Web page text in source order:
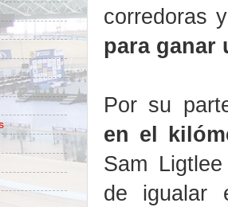
corredoras
para ganar
Por su
en el
Sam
de igualar